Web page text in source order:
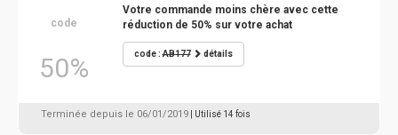
code
50%
Votre commande moins chère avec cette
réduction de 50% sur votre achat
code :AB177 détails
Terminée depuis le 06/01/2019 | Utilisé 14 fois